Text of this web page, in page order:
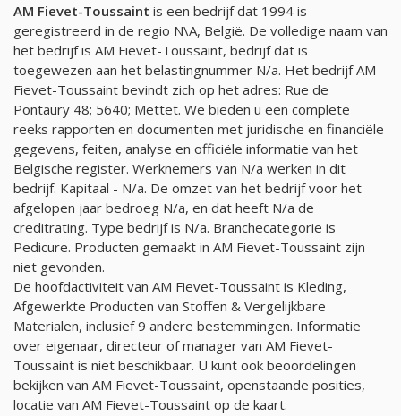
AM Fievet-Toussaint is een bedrijf dat 1994 is
geregistreerd in de regio N\A, België. De volledige naam van
het bedrijf is AM Fievet-Toussaint, bedrijf dat is
toegewezen aan het belastingnummer N/a. Het bedrijf AM
Fievet-Toussaint bevindt zich op het adres: Rue de
Pontaury 48; 5640; Mettet. We bieden u een complete
reeks rapporten en documenten met juridische en financiële
gegevens, feiten, analyse en officiële informatie van het
Belgische register. Werknemers van N/a werken in dit
bedrijf. Kapitaal - N/a. De omzet van het bedrijf voor het
afgelopen jaar bedroeg N/a, en dat heeft N/a de
creditrating. Type bedrijf is N/a. Branchecategorie is
Pedicure. Producten gemaakt in AM Fievet-Toussaint zijn
niet gevonden.
De hoofdactiviteit van AM Fievet-Toussaint is Kleding,
Afgewerkte Producten van Stoffen & Vergelijkbare
Materialen, inclusief 9 andere bestemmingen. Informatie
over eigenaar, directeur of manager van AM Fievet-
Toussaint is niet beschikbaar. U kunt ook beoordelingen
bekijken van AM Fievet-Toussaint, openstaande posities,
locatie van AM Fievet-Toussaint op de kaart.